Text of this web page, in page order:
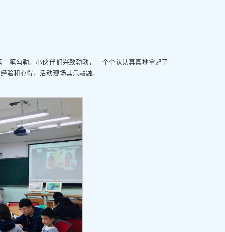
笔勾勒。小伙伴们兴致勃勃，一个个认认真真地拿起了
验和心得，活动现场其乐融融。